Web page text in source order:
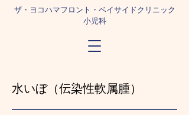
​ザ・ヨコハマフロント・ベイサイドクリニック
小児科
水いぼ（伝染性軟属腫）